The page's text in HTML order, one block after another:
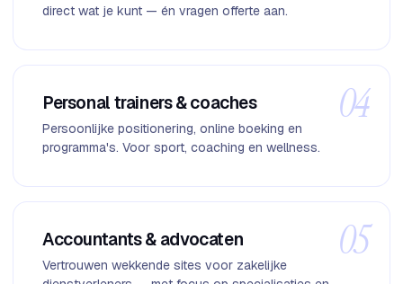
direct wat je kunt — én vragen offerte aan.
04
Personal trainers & coaches
Persoonlijke positionering, online boeking en
programma's. Voor sport, coaching en wellness.
05
Accountants & advocaten
Vertrouwen wekkende sites voor zakelijke